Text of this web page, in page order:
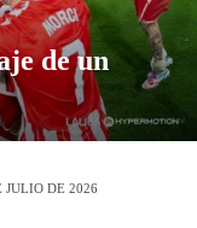
de un
JULIO DE 2026